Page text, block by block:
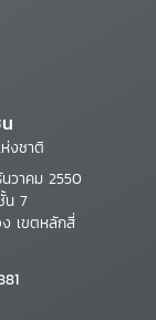
งชาติ
วาคม 2550
น 7
เขตหลักสี่